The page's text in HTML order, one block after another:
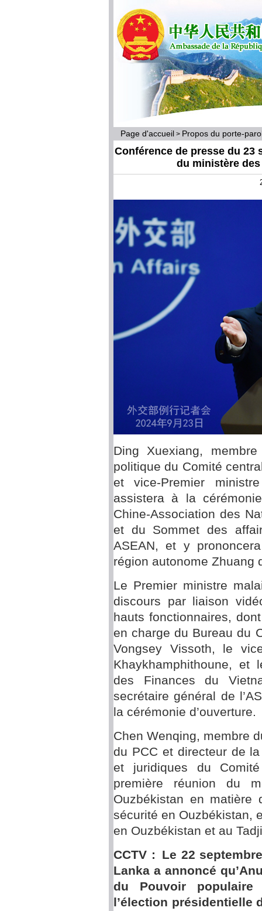
Page d'accueil > Propos du porte-
Conférence de presse du 23
du ministère
Ding Xuexiang,
politique du Comité
et vice-Premier
assistera à la
Chine-Association des
et du Sommet des
ASEAN, et y
région autonome Zhuang
Le Premier ministre
discours par liaison
hauts fonctionnaires,
en charge du Bureau du
Vongsey Vissoth, le
Khaykhamphithoune, et
des Finances du
secrétaire général de
la cérémonie d’ouverture.
Chen Wenqing, membre
du PCC et directeur de
et juridiques du
première réunion du
Ouzbékistan en matière
sécurité en Ouzbékistan,
en Ouzbékistan et au
CCTV : Le 22
Lanka a annoncé
du Pouvoir populaire
l’élection présidentielle